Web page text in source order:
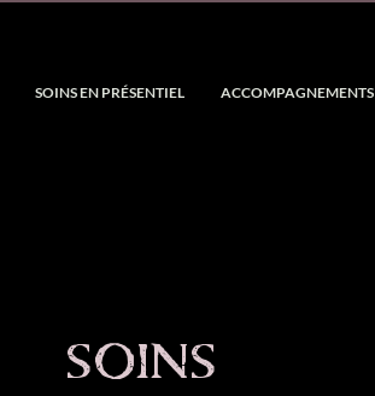
SOINS EN PRÉSENTIEL ACCOMPAGNEMENTS
soins